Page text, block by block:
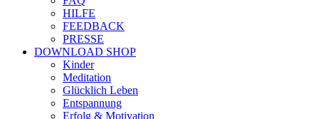
HILFE
FEEDBACK
PRESSE
DOWNLOAD SHOP
Kinder
Meditation
Glücklich Leben
Entspannung
Erfolg & Motivation